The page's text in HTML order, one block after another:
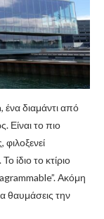
, ένα διαμάντι από
Είναι το πιο
φιλοξενεί
ίδιο το κτίριο
Ακόμη
θαυμάσεις την